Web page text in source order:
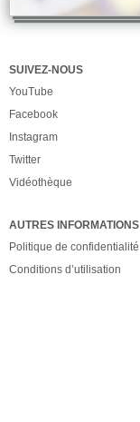
SUIVEZ-NOUS
YouTube
Facebook
Instagram
Twitter
Vidéothèque
AUTRES INFORMATIONS
Politique de confidentialité
Conditions d’utilisation